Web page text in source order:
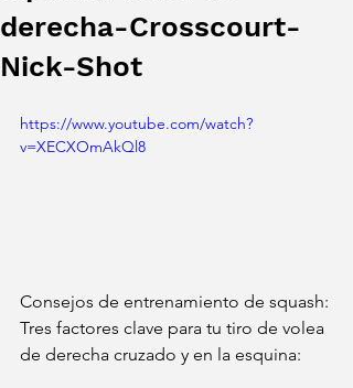
derecha-Crosscourt-
Nick-Shot
https://www.youtube.com/watch?
v=XECXOmAkQl8
Consejos de entrenamiento de squash:
Tres factores clave para tu tiro de volea
de derecha cruzado y en la esquina: